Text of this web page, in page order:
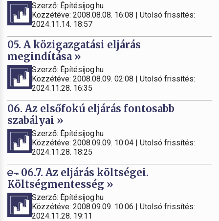
Szerző: Építésijog.hu
Közzétéve: 2008.08.08. 16:08 | Utolsó frissítés:
2024.11.14. 18:57
05. A közigazgatási eljárás
megindítása »
Szerző: Építésijog.hu
Közzétéve: 2008.08.09. 02:08 | Utolsó frissítés:
2024.11.28. 16:35
06. Az elsőfokú eljárás fontosabb
szabályai »
Szerző: Építésijog.hu
Közzétéve: 2008.09.09. 10:04 | Utolsó frissítés:
2024.11.28. 18:25
06.7. Az eljárás költségei.
Költségmentesség »
Szerző: Építésijog.hu
Közzétéve: 2008.09.09. 10:06 | Utolsó frissítés:
2024.11.28. 19:11